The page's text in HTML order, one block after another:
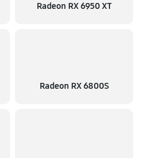
Radeon RX 6950 XT
Radeon RX 6800S